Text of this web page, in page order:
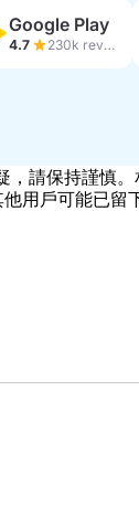
Google Play
4.7 230k reviews
，請保持謹慎
用戶可能已